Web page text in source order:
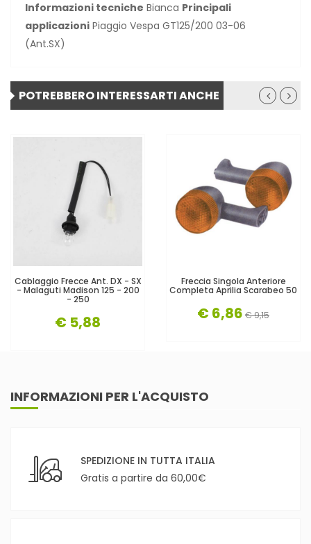
Informazioni tecniche Bianca Principali
applicazioni Piaggio Vespa GT125/200 03-06
(Ant.SX)
POTREBBERO INTERESSARTI ANCHE
Cablaggio Frecce Ant. DX - SX
- Malaguti Madison 125 - 200
- 250
€ 5,88
Freccia Singola Anteriore
Completa Aprilia Scarabeo 50
€ 6,86 € 9,15
INFORMAZIONI PER L'ACQUISTO
SPEDIZIONE IN TUTTA ITALIA
Gratis a partire da 60,00€